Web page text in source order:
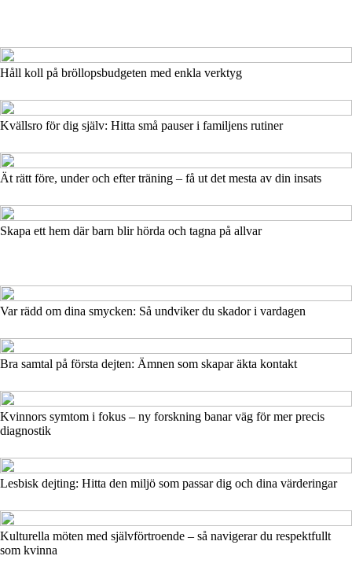
Håll koll på bröllopsbudgeten med enkla verktyg
Kvällsro för dig själv: Hitta små pauser i familjens rutiner
Ät rätt före, under och efter träning – få ut det mesta av din insats
Skapa ett hem där barn blir hörda och tagna på allvar
Var rädd om dina smycken: Så undviker du skador i vardagen
Bra samtal på första dejten: Ämnen som skapar äkta kontakt
Kvinnors symtom i fokus – ny forskning banar väg för mer precis
diagnostik
Lesbisk dejting: Hitta den miljö som passar dig och dina värderingar
Kulturella möten med självförtroende – så navigerar du respektfullt
som kvinna